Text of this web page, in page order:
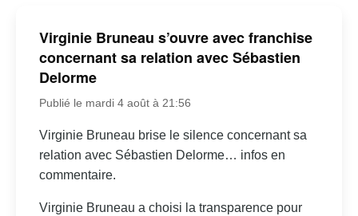
Virginie Bruneau s’ouvre avec franchise
concernant sa relation avec Sébastien
Delorme
Publié le mardi 4 août à 21:56
Virginie Bruneau brise le silence concernant sa
relation avec Sébastien Delorme… infos en
commentaire.
Virginie Bruneau a choisi la transparence pour